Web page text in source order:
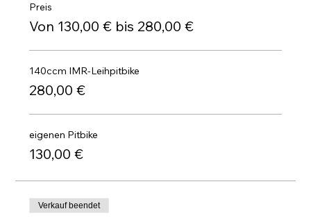
Preis
Von 130,00 € bis 280,00 €
140ccm IMR-Leihpitbike
280,00 €
eigenen Pitbike
130,00 €
Verkauf beendet